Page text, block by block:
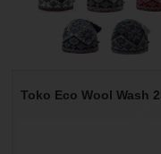
Toko Eco Wool Wash